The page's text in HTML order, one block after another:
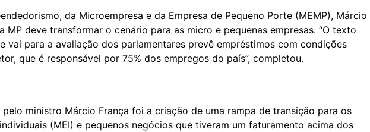
da Microempresa e da Empresa de Pequeno Porte (MEMP), Márcio
MP deve transformar o cenário para as micro e pequenas empresas. “O texto
vai para a avaliação dos parlamentares prevê empréstimos com condições
que é responsável por 75% dos empregos do país”, completou.
ministro Márcio França foi a criação de uma rampa de transição para os
(MEI) e pequenos negócios que tiveram um faturamento acima dos